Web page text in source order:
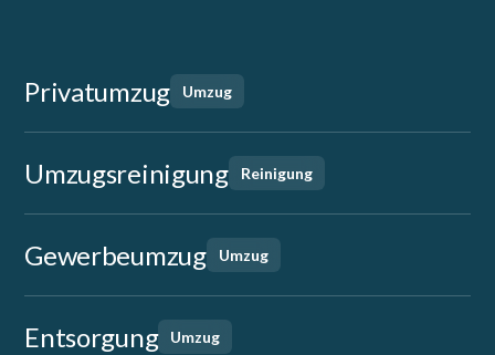
Privatumzug Umzug
Umzugsreinigung Reinigung
Gewerbeumzug Umzug
Entsorgung Umzug